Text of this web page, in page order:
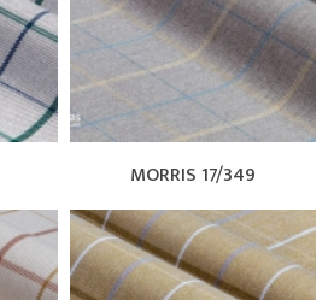
MORRIS 17/349